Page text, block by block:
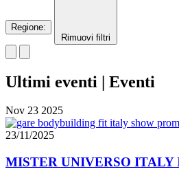
Regione:
Rimuovi filtri
Ultimi eventi | Eventi
Nov 23 2025
23/11/2025
MISTER UNIVERSO ITALY